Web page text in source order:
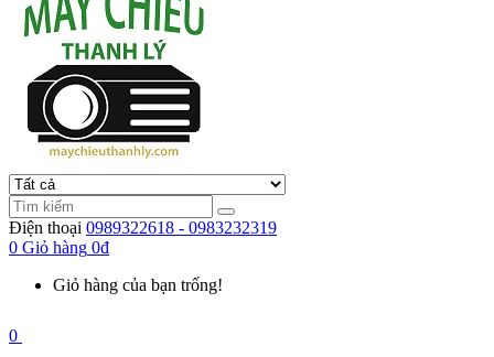
Điện thoại 0989322618 - 0983232319
0 Giỏ hàng 0đ
Giỏ hàng của bạn trống!
0